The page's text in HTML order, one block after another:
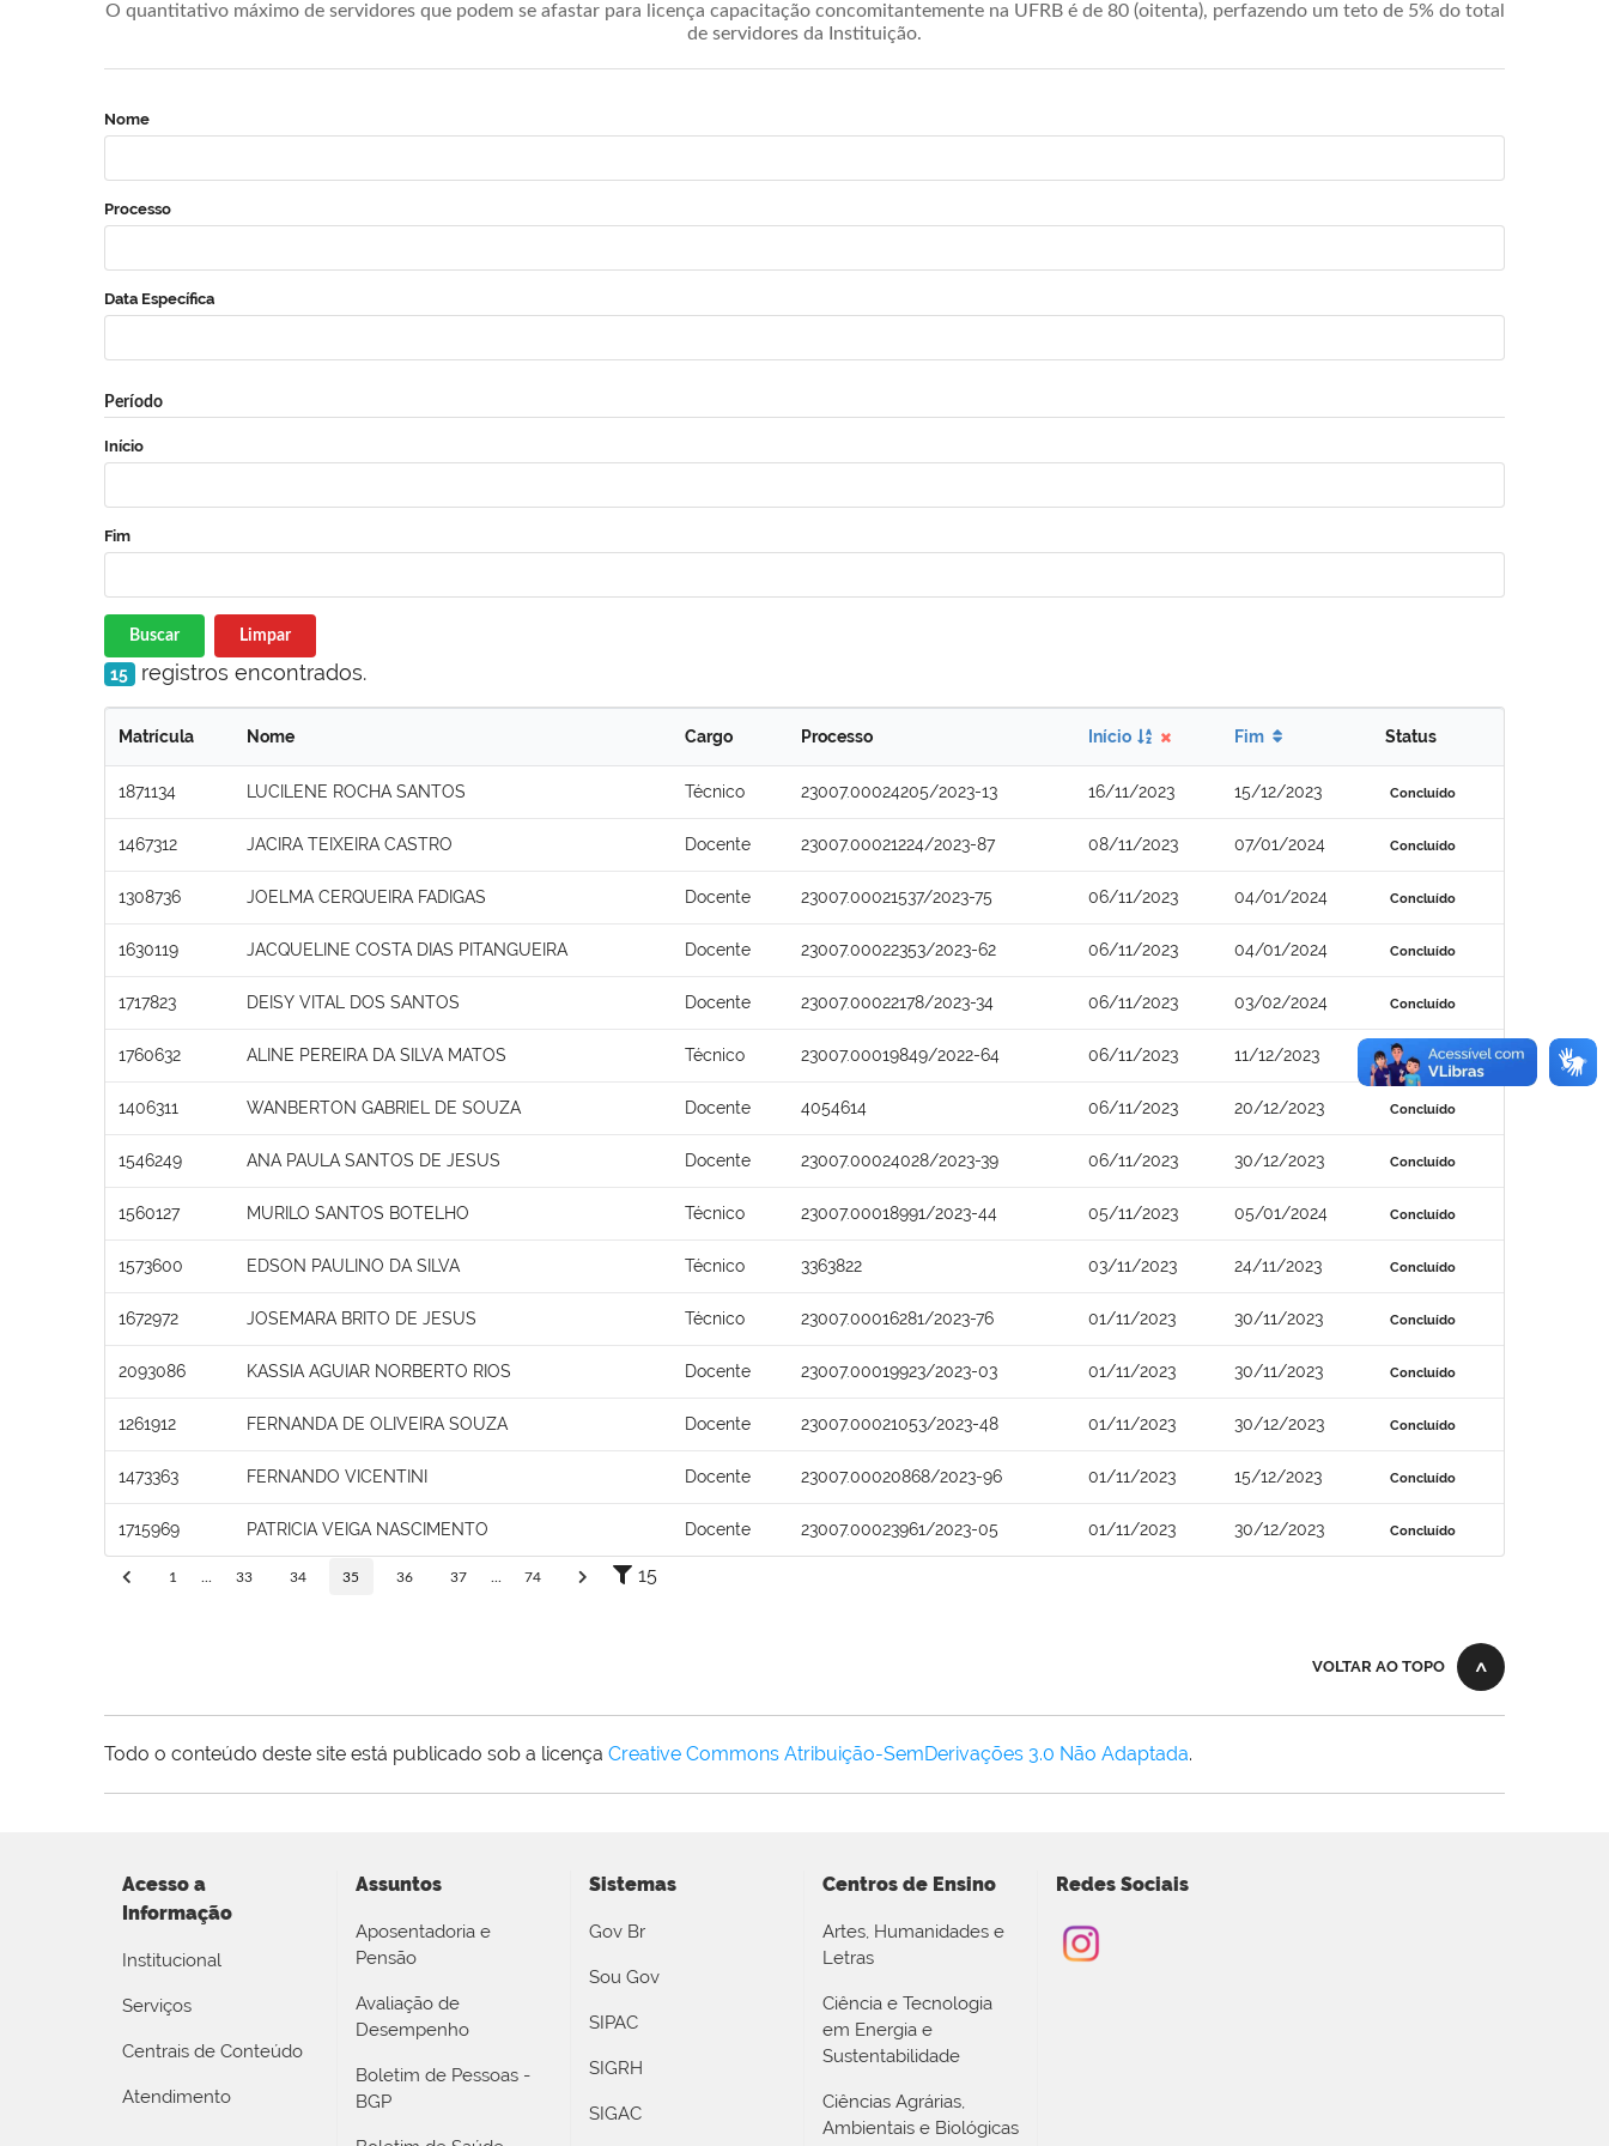
O quantitativo máximo de servidores que podem se afastar para licença capacitação concomitantemente na UFRB é de 80 (oitenta), perfazendo um teto de 5% do total
de servidores da Instituição.
Nome
Processo
Data Específica
Período
Início
Fim
Buscar Limpar
15 registros encontrados.
Matrícula Nome Cargo Processo Início Fim Status
1871134 LUCILENE ROCHA SANTOS Técnico 23007.00024205/2023-13 16/11/2023 15/12/2023 Concluído
1467312 JACIRA TEIXEIRA CASTRO Docente 23007.00021224/2023-87 08/11/2023 07/01/2024 Concluído
1308736 JOELMA CERQUEIRA FADIGAS Docente 23007.00021537/2023-75 06/11/2023 04/01/2024 Concluído
1630119 JACQUELINE COSTA DIAS PITANGUEIRA Docente 23007.00022353/2023-62 06/11/2023 04/01/2024 Concluído
1717823 DEISY VITAL DOS SANTOS Docente 23007.00022178/2023-34 06/11/2023 03/02/2024 Concluído
1760632 ALINE PEREIRA DA SILVA MATOS Técnico 23007.00019849/2022-64 06/11/2023 11/12/2023 Concluído
1406311 WANBERTON GABRIEL DE SOUZA Docente 4054614 06/11/2023 20/12/2023 Concluído
1546249 ANA PAULA SANTOS DE JESUS Docente 23007.00024028/2023-39 06/11/2023 30/12/2023 Concluído
1560127 MURILO SANTOS BOTELHO Técnico 23007.00018991/2023-44 05/11/2023 05/01/2024 Concluído
1573600 EDSON PAULINO DA SILVA Técnico 3363822 03/11/2023 24/11/2023 Concluído
1672972 JOSEMARA BRITO DE JESUS Técnico 23007.00016281/2023-76 01/11/2023 30/11/2023 Concluído
2093086 KASSIA AGUIAR NORBERTO RIOS Docente 23007.00019923/2023-03 01/11/2023 30/11/2023 Concluído
1261912 FERNANDA DE OLIVEIRA SOUZA Docente 23007.00021053/2023-48 01/11/2023 30/12/2023 Concluído
1473363 FERNANDO VICENTINI Docente 23007.00020868/2023-96 01/11/2023 15/12/2023 Concluído
1715969 PATRICIA VEIGA NASCIMENTO Docente 23007.00023961/2023-05 01/11/2023 30/12/2023 Concluído
1 33 34 35 36 37 74 15
VOLTAR AO TOPO
Todo o conteúdo deste site está publicado sob a licença Creative Commons Atribuição-SemDerivações 3.0 Não Adaptada.
Acesso a
Informação
Institucional
Serviços
Centrais de Conteúdo
Atendimento
Assuntos
Aposentadoria e
Pensão
Avaliação de
Desempenho
Boletim de Pessoas -
BGP
Sistemas
Gov Br
Sou Gov
SIPAC
SIGRH
SIGAC
Centros de Ensino
Artes, Humanidades e
Letras
Ciência e Tecnologia
em Energia e
Sustentabilidade
Ciências Agrárias,
Ambientais e Biológicas
Redes Sociais